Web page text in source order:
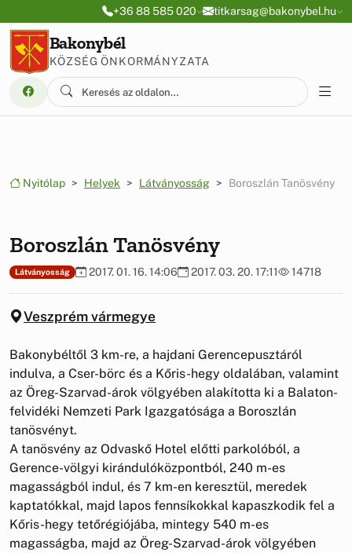
Ugrás a menüre
Ugrás a tartalomra+36 88 585 020 titkarsag@bakonybel.hu
Bakonybél
KÖZSÉG ÖNKORMÁNYZATA
Nyitólap Helyek Látványosság Boroszlán Tanösvény
Boroszlán Tanösvény
Látványosság 2017. 01. 16. 14:06 2017. 03. 20. 17:11 14718
Veszprém vármegye
Bakonybéltől 3 km-re, a hajdani Gerencepusztáról
indulva, a Cser-börc és a Kőris-hegy oldalában, valamint
az Öreg-Szarvad-árok völgyében alakította ki a Balaton-
felvidéki Nemzeti Park Igazgatósága a Boroszlán
tanösvényt.
A tanösvény az Odvaskő Hotel előtti parkolóból, a
Gerence-völgyi kirándulóközpontból, 240 m-es
magasságból indul, és 7 km-en keresztül, meredek
kaptatókkal, majd lapos fennsíkokkal kapaszkodik fel a
Kőris-hegy tetőrégiójába, mintegy 540 m-es
magasságba, majd az Öreg-Szarvad-árok völgyében